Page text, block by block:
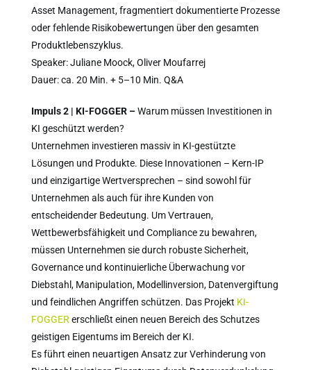
Asset Management, fragmentiert dokumentierte Prozesse
oder fehlende Risikobewertungen über den gesamten
Produktlebenszyklus.
Speaker: Juliane Moock, Oliver Moufarrej
Dauer: ca. 20 Min. + 5–10 Min. Q&A
Impuls 2 | KI-FOGGER –Warum müssen Investitionen in
KI geschützt werden?
Unternehmen investieren massiv in KI-gestützte
Lösungen und Produkte. Diese Innovationen – Kern-IP
und einzigartige Wertversprechen – sind sowohl für
Unternehmen als auch für ihre Kunden von
entscheidender Bedeutung. Um Vertrauen,
Wettbewerbsfähigkeit und Compliance zu bewahren,
müssen Unternehmen sie durch robuste Sicherheit,
Governance und kontinuierliche Überwachung vor
Diebstahl, Manipulation, Modellinversion, Datenvergiftung
und feindlichen Angriffen schützen. Das Projekt KI-
FOGGERerschließt einen neuen Bereich des Schutzes
geistigen Eigentums im Bereich der KI.
Es führt einen neuartigen Ansatz zur Verhinderung von